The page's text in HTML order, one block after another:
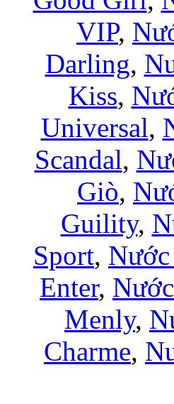
VIP,
Darling,
Kiss,
Universal,
Scandal,
Giò,
Guility,
Sport, Nước
Enter,
Menly,
Charme,